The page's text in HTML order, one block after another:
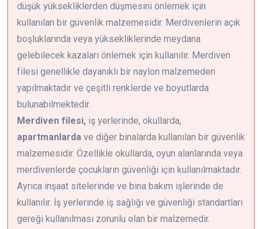
düşük yüksekliklerden düşmesini önlemek için
kullanılan bir güvenlik malzemesidir. Merdivenlerin açık
boşluklarında veya yüksekliklerinde meydana
gelebilecek kazaları önlemek için kullanılır. Merdiven
filesi genellikle dayanıklı bir naylon malzemeden
yapılmaktadır ve çeşitli renklerde ve boyutlarda
bulunabilmektedir.
Merdiven filesi, iş yerlerinde, okullarda,
apartmanlarda ve diğer binalarda kullanılan bir güvenlik
malzemesidir. Özellikle okullarda, oyun alanlarında veya
merdivenlerde çocukların güvenliği için kullanılmaktadır.
Ayrıca inşaat sitelerinde ve bina bakım işlerinde de
kullanılır. İş yerlerinde iş sağlığı ve güvenliği standartları
gereği kullanılması zorunlu olan bir malzemedir.